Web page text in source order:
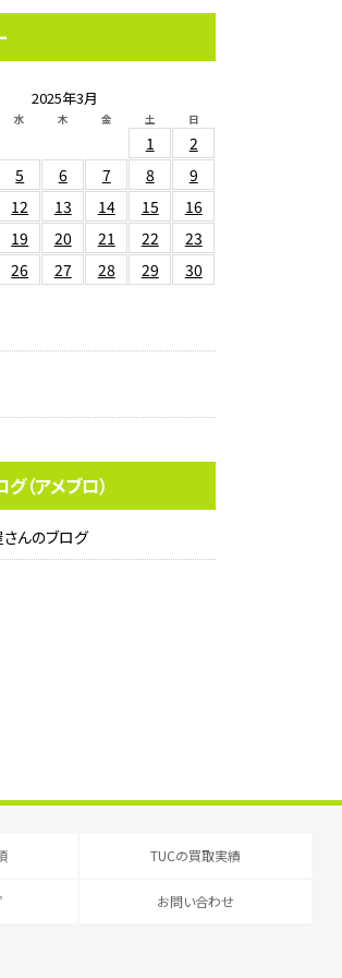
2025年3月
水 木 金 土 日
1
2
5 6 7 8
9
12 13 14 15
16
19 20 21 22
23
26 27 28 29
30
（アメブロ）
んのブログ
TUCの買取実績
お問い合わせ